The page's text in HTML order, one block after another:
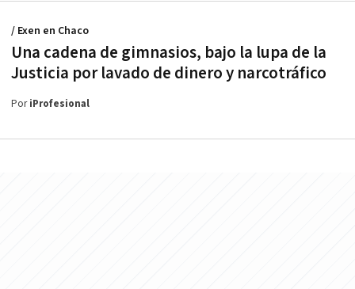
Una cadena de gimnasios, bajo la lupa de la
Justicia por lavado de dinero y narcotráfico
/ Exen en Chaco
PoriProfesional